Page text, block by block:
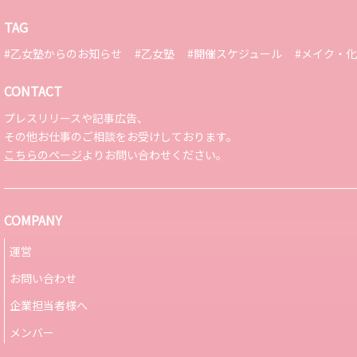
TAG
#乙女塾からのお知らせ #乙女塾 #開催スケジュール #メイク・
CONTACT
プレスリリースや記事広告、
その他お仕事のご相談をお受けしております。
こちらのページよりお問い合わせください。
COMPANY
運営
お問い合わせ
企業担当者様へ
メンバー